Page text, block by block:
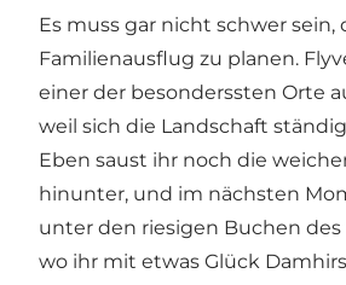
Es muss gar nicht schwer
Familienausflug zu planen.
einer der besonderssten Orte
weil sich die Landschaft
Eben saust ihr noch die
hinunter, und im nächsten
unter den riesigen Buchen des
wo ihr mit etwas Glück